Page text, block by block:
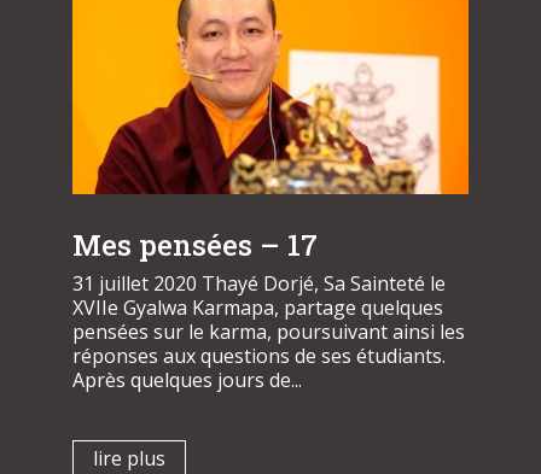
Mes pensées – 17
31 juillet 2020 Thayé Dorjé, Sa Sainteté le
XVIIe Gyalwa Karmapa, partage quelques
pensées sur le karma, poursuivant ainsi les
réponses aux questions de ses étudiants.
Après quelques jours de...
lire plus